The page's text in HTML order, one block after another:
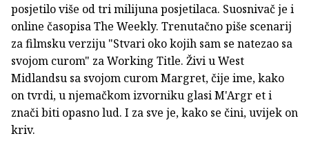
posjetilo više od tri milijuna posjetilaca. Suosnivač je i
online časopisa The Weekly. Trenutačno piše scenarij
za filmsku verziju "Stvari oko kojih sam se natezao sa
svojom curom" za Working Title. Živi u West
Midlandsu sa svojom curom Margret, čije ime, kako
on tvrdi, u njemačkom izvorniku glasi M'Argr et i
znači biti opasno lud. I za sve je, kako se čini, uvijek on
kriv.